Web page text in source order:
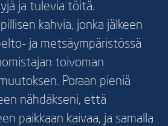
ja tulevia töitä.
kahvia, jonka jälkeen
ja metsäympäristössä
toivoman
Poraan pieniä
nähdäkseni, että
paikkaan kaivaa, ja samalla